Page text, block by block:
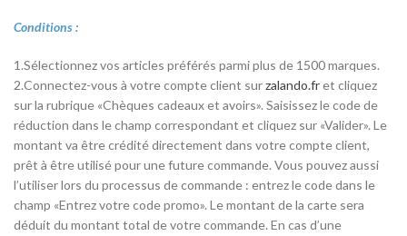
Conditions :
1.Sélectionnez vos articles préférés parmi plus de 1500 marques.
2.Connectez-vous à votre compte client surzalando.fret cliquez
sur la rubrique «Chèques cadeaux et avoirs». Saisissez le code de
réduction dans le champ correspondant et cliquez sur «Valider». Le
montant va être crédité directement dans votre compte client,
prêt à être utilisé pour une future commande. Vous pouvez aussi
l’utiliser lors du processus de commande : entrez le code dans le
champ «Entrez votre code promo». Le montant de la carte sera
déduit du montant total de votre commande. En cas d’une